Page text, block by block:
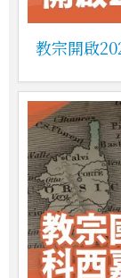
教宗開啟